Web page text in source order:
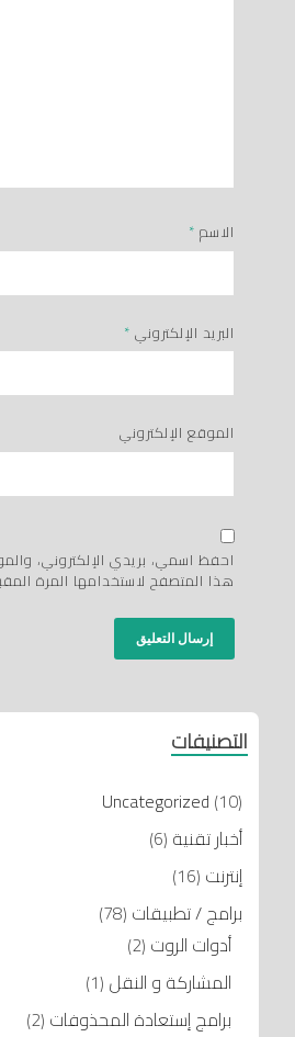
الاسم *
البريد الإلكتروني *
الموقع الإلكتروني
احفظ اسمي، بريدي الإلكتروني،
هذا المتصفح لاستخدامها المرة
التصنيفات
Uncategorized (10)
أخبار تقنية (6)
إنترنت (16)
برامج / تطبيقات (78)
أدوات الروت (2)
المشاركة و النقل (1)
برامج إستعادة المحذوفات (2)